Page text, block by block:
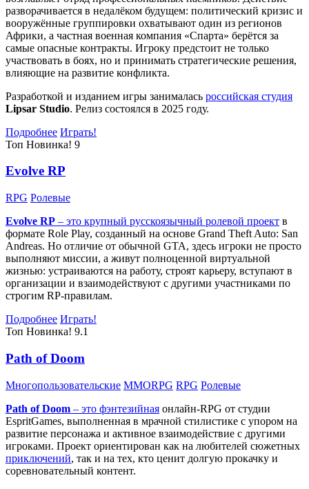
разворачивается в недалёком будущем: политический кризис и
вооружённые группировки охватывают один из регионов
Африки, а частная военная компания «Спарта» берётся за
самые опасные контракты. Игроку предстоит не только
участвовать в боях, но и принимать стратегические решения,
влияющие на развитие конфликта.
Разработкой и изданием игры занималась российская студия
Lipsar Studio. Релиз состоялся в 2025 году.
Подробнее Играть!
Топ Новинка! 9
Evolve RP
RPG Ролевые
Evolve RP – это крупный русскоязычный ролевой проект в
формате Role Play, созданный на основе Grand Theft Auto: San
Andreas. Но отличие от обычной GTA, здесь игроки не просто
выполняют миссии, а живут полноценной виртуальной
жизнью: устраиваются на работу, строят карьеру, вступают в
организации и взаимодействуют с другими участниками по
строгим RP-правилам.
Подробнее Играть!
Топ Новинка! 9.1
Path of Doom
Многопользовательские MMORPG RPG Ролевые
Path of Doom – это фэнтезийная онлайн-RPG от студии
EspritGames, выполненная в мрачной стилистике с упором на
развитие персонажа и активное взаимодействие с другими
игроками. Проект ориентирован как на любителей сюжетных
приключений, так и на тех, кто ценит долгую прокачку и
соревновательный контент.